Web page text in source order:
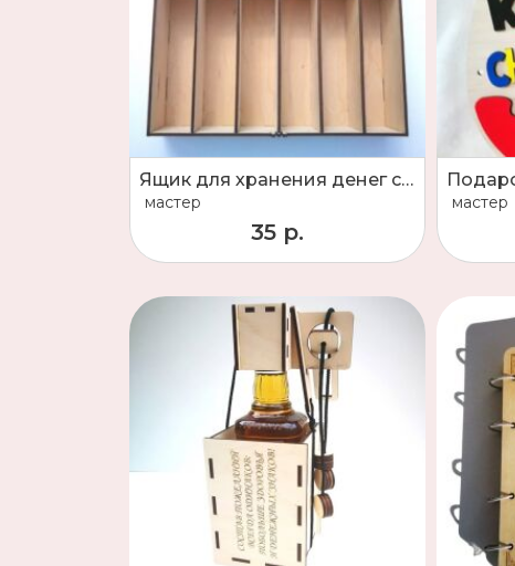
Ящик для хранения денег сейф бюджет подарок сувенир молодоженам новоселам на годовщину
мастер
35 р.
мастер